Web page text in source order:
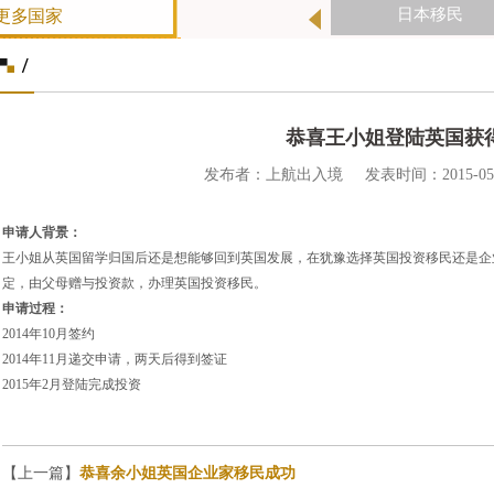
多国家 日本移民
/
恭喜王小姐登陆英国获
发布者：上航出入境 发表时间：2015-
申请人背景：
王小姐从英国留学归国后还是想能够回到英国发展，在犹豫选择英国投资移民还是
定，由父母赠与投资款，办理英国投资移民。
申请过程：
2014年10月签约
2014年11月递交申请，两天后得到签证
2015年2月登陆完成投资
【上一篇】 恭喜余小姐英国企业家移民成功